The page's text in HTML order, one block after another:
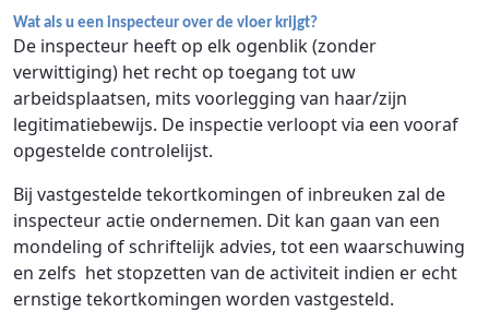
Wat als u een inspecteur over de vloer krijgt?
De inspecteur heeft op elk ogenblik (zonder
verwittiging) het recht op toegang tot uw
arbeidsplaatsen, mits voorlegging van haar/zijn
legitimatiebewijs. De inspectie verloopt via een vooraf
opgestelde controlelijst.
Bij vastgestelde tekortkomingen of inbreuken zal de
inspecteur actie ondernemen. Dit kan gaan van een
mondeling of schriftelijk advies, tot een waarschuwing
en zelfs het stopzetten van de activiteit indien er echt
ernstige tekortkomingen worden vastgesteld.